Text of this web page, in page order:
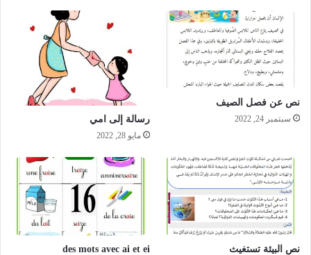
نص عن فصل الصيف
سبتمبر 24, 2022 رسالة إلى امي
مايو 28, 2022
نص البيئة تستغيث des mots avec ai et ei